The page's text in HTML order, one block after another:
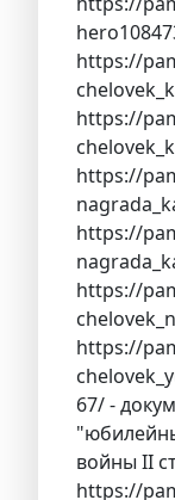
https://
https://
https://
https://
https://
https://
67/ -
войны II
https://